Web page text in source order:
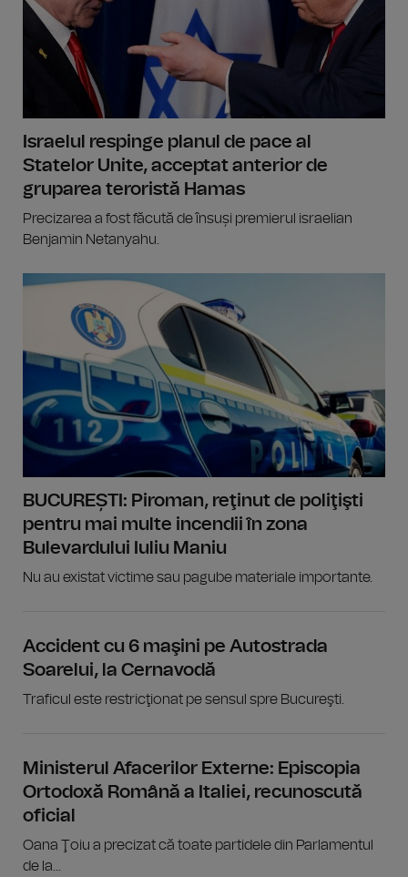
Israelul respinge planul de pace al
Statelor Unite, acceptat anterior de
gruparea teroristă Hamas
Precizarea a fost făcută de însuși premierul israelian
Benjamin Netanyahu.
BUCUREȘTI: Piroman, reţinut de poliţişti
pentru mai multe incendii în zona
Bulevardului Iuliu Maniu
Nu au existat victime sau pagube materiale importante.
Accident cu 6 maşini pe Autostrada
Soarelui, la Cernavodă
Traficul este restricţionat pe sensul spre Bucureşti.
Ministerul Afacerilor Externe: Episcopia
Ortodoxă Română a Italiei, recunoscută
oficial
Oana Ţoiu a precizat că toate partidele din Parlamentul
de la...